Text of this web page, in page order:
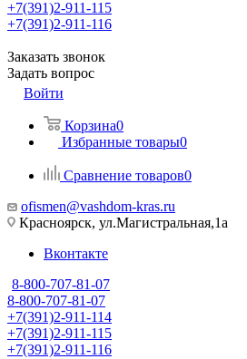
+7(391)2-911-115
+7(391)2-911-116
Заказать звонок
Задать вопрос
Войти
Корзина0
Избранные товары0
Сравнение товаров0
ofismen@vashdom-kras.ru
Красноярск, ул.Магистральная,1а
Вконтакте
8-800-707-81-07
8-800-707-81-07
+7(391)2-911-114
+7(391)2-911-115
+7(391)2-911-116